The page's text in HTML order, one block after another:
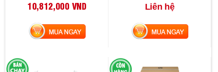
10,812,000 VND
MUA NGAY
Liên hệ
MUA NGAY